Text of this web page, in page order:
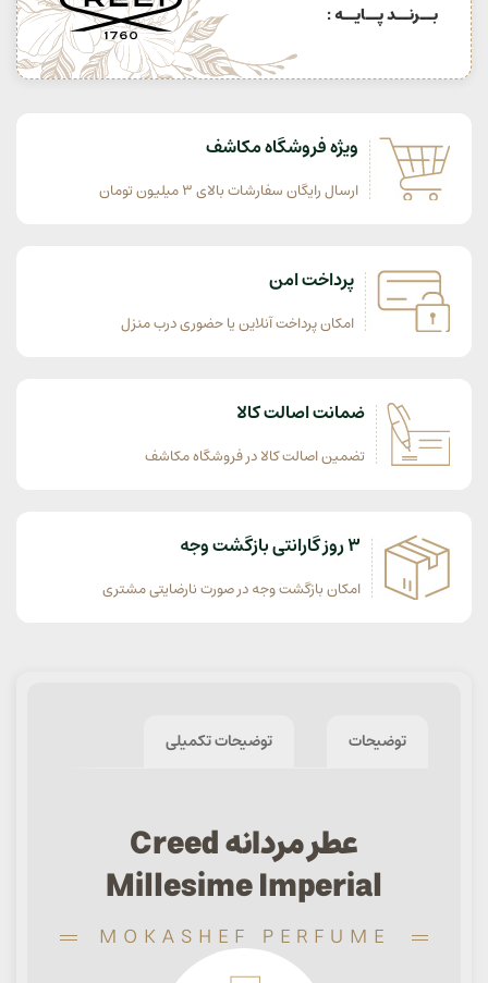
بــرنــد پــایــه :
ویژه فروشگاه مکاشف
ارسال رایگان سفارشات بالای 3 میلیون تومان
پرداخت امن
امکان پرداخت آنلاین یا حضوری درب منزل
ضمانت اصالت کالا
تضمین اصالت کالا در فروشگاه مکاشف
3 روز گارانتی بازگشت وجه
امکان بازگشت وجه در صورت نارضایتی مشتری
توضیحات توضیحات تکمیلی
عطر مردانه Creed
Millesime Imperial
MOKASHEF PERFUME